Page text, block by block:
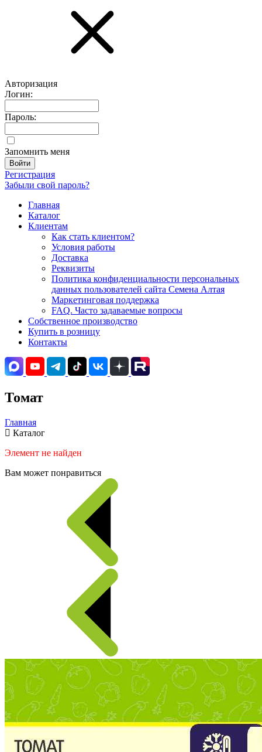
Авторизация
Логин:
Пароль:
Запомнить меня
Регистрация
Забыли свой пароль?
Главная
Каталог
Клиентам
Как стать клиентом?
Условия работы
Доставка
Реквизиты
Политика конфиденциальности персональных
данных пользователей сайта Семена Алтая
Маркетинговая поддержка
FAQ. Часто задаваемые вопросы
Собственное производство
Купить в розницу
Контакты
Томат
Главная
Каталог
Элемент не найден
Вам может понравиться